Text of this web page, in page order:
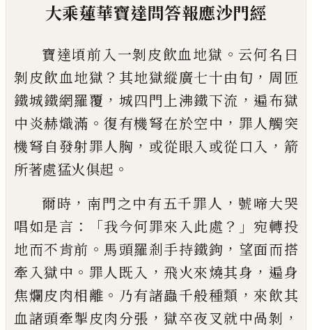
大乘蓮華寶達問答報應沙門經
寶達頃前入一剝皮飲血地獄 。 云何名曰
剝皮飲血地獄 ？ 其地獄縱廣七十由旬 ， 周匝
鐵城鐵網羅覆 ， 城四門上沸鐵下流 ， 遍布獄
中炎赫熾滿 。復有機弩在於空中 ， 罪人觸突
機弩自發射罪人胸 ， 或從眼入或從口入 ， 箭
所著處猛火俱起 。
爾時 ， 南門之中有五千罪人 ，號啼大哭
唱如是言 ：「我今何罪來入此處 ？」 宛轉投
地而不肯前 。 馬頭羅剎手持鐵鉤 ， 望面而搭
牽入獄中 。 罪人既入 ， 飛火來燒其身 ， 遍身
焦爛皮肉相離 。 乃有諸蟲千般種類 ， 來飲其
血諸頭牽掣皮肉分張 ，獄卒夜叉就中咼剝 ，